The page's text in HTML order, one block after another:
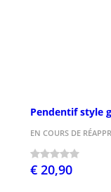
Pendentif style
EN COURS DE
€ 20,90